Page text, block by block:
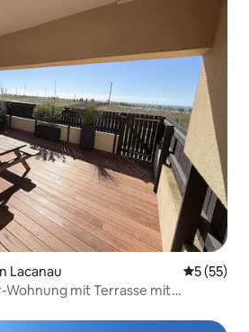
Lacanau
5 (55)
mit Terrasse mit